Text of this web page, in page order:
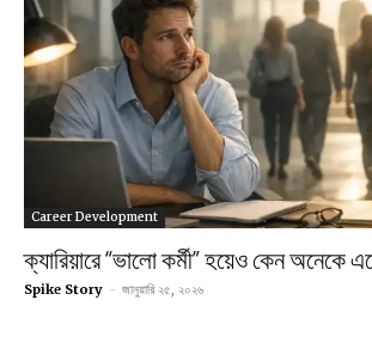
Career Development
ক্যারিয়ারে “ভালো কর্মী” হয়েও কেন অনেকে
Spike Story - জানুয়ারি ২৫, ২০২৬